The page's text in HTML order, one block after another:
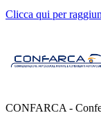
Clicca qui per
CONFARCA -